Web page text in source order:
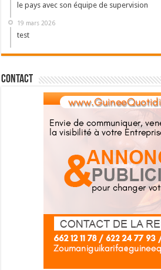
le pays avec son équipe de supervision
19 mars 2026
test
Contact